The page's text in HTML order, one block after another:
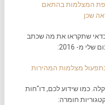
המצלמות בהתאם
שכן
כדאי שתקראו את מה שכתב
מ- 2016:
מצלמות המהירות
כמו שידוע לכם, דו"חות